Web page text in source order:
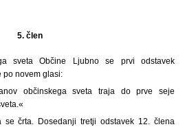
5. člen
sveta Občine Ljubno se prvi odstavek
po novem glasi:
občinskega sveta traja do prve seje
se črta. Dosedanji tretji odstavek 12. člena